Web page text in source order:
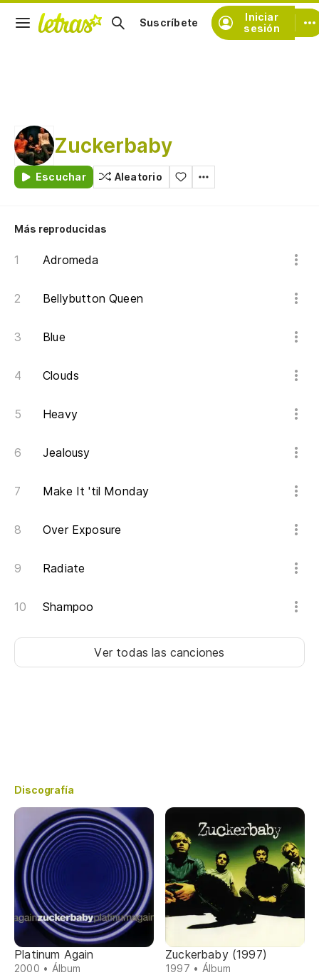
Iniciar
sesión
Suscríbete
Zuckerbaby
Escuchar Aleatorio
Más reproducidas
Adromeda
Bellybutton Queen
Blue
Clouds
Heavy
Jealousy
Make It 'til Monday
Over Exposure
Radiate
Shampoo
Ver todas las canciones
Discografía
Platinum Again
2000 • Álbum
Zuckerbaby (1997)
1997 • Álbum